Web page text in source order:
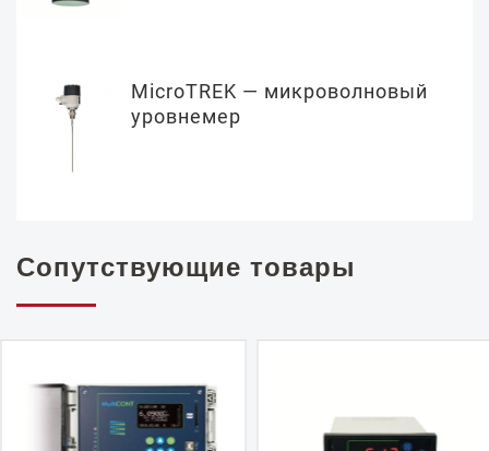
MicroTREK — микроволновый
уровнемер
Сопутствующие товары